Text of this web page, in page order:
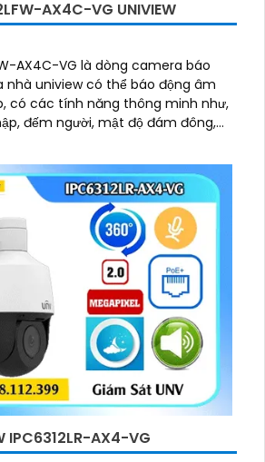
AX4C-VG UNIVIEW
AX4C-VG là dòng camera báo
nhà uniview có thể báo động âm
có các tính năng thông minh như,
đếm người, mật độ đám đông,
IPC6312LR-AX4-VG